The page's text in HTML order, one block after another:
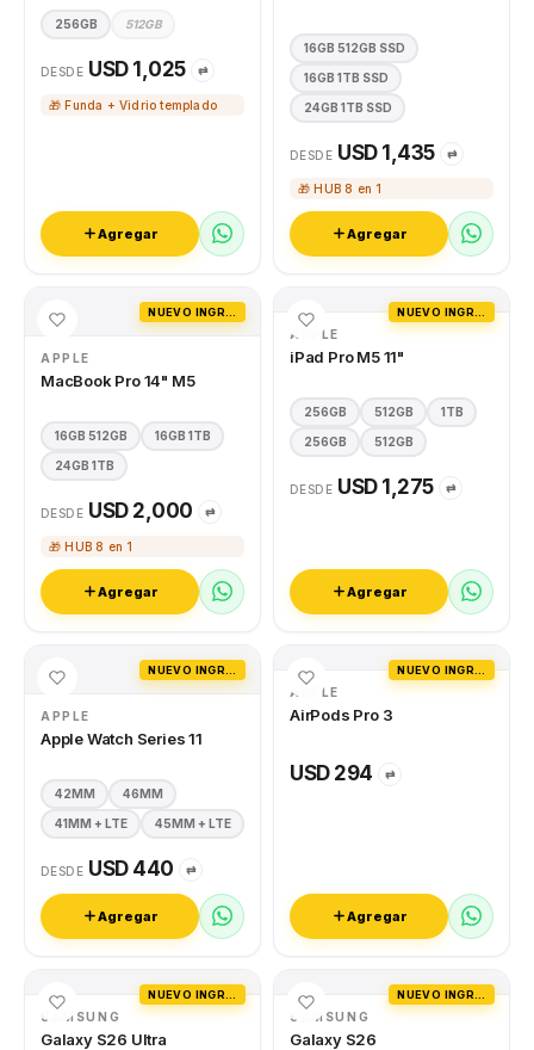
256GB 512GB
DESDE USD 1,025 ⇄
🎁 Funda + Vidrio templado
Agregar
16GB 512GB SSD
16GB 1TB SSD
24GB 1TB SSD
DESDE USD 1,435 ⇄
🎁 HUB 8 en 1
Agregar
APPLE
MacBook Pro 14" M5
16GB 512GB 16GB 1TB
24GB 1TB
DESDE USD 2,000 ⇄
🎁 HUB 8 en 1
Agregar
APPLE
iPad Pro M5 11"
256GB 512GB 1TB
256GB 512GB
DESDE USD 1,275 ⇄
Agregar
APPLE
Apple Watch Series 11
42MM 46MM
41MM + LTE 45MM + LTE
DESDE USD 440 ⇄
Agregar
APPLE
AirPods Pro 3
USD 294 ⇄
Agregar
SAMSUNG
Galaxy S26 Ultra
SAMSUNG
Galaxy S26